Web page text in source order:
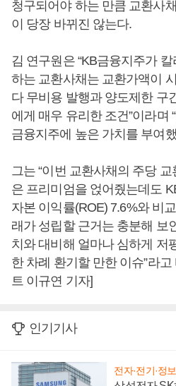
청구되어야 하는 만큼 교환사
이 당장 바뀌진 않는다.
김 연구원은 “KB금융지주가
하는 교환사채는 교환가액이
다 무비용 발행과 양도제한 구
에게 매우 유리한 조건”이라며
금융지주에 높은 가치를 부여
그는 “이번 교환사채의 주당
은 프리미엄을 얹어줬는데도
자본 이익률(ROE) 7.6%와 비
래가 성립할 근거는 충분해 보
치와 대비해 얼마나 심하게 저
한 차례 환기할 만한 이슈”라
트 이규연 기자]
인기기사
전자·전기·정